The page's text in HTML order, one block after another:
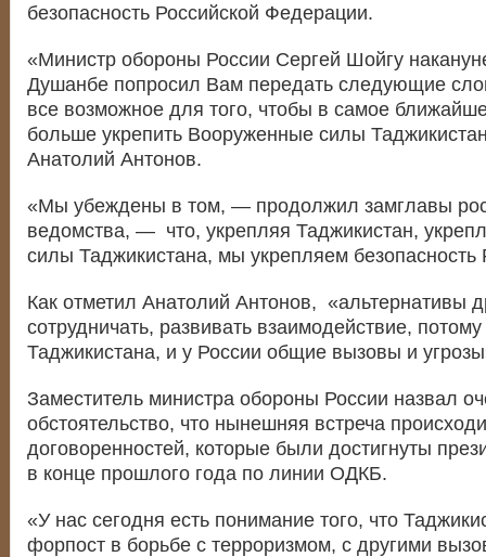
безопасность Российской Федерации.
«Министр обороны России Сергей Шойгу
Душанбе попросил Вам передать следующие
все возможное для того, чтобы в самое
больше укрепить Вооруженные силы
Анатолий Антонов.
«Мы убеждены в том, — продолжил замглавы
ведомства, — что, укрепляя Таджикистан,
силы Таджикистана, мы укрепляем безопасность
Как отметил Анатолий Антонов, «альтернативы
сотрудничать, развивать взаимодействие, потому
Таджикистана, и у России общие вызовы и
Заместитель министра обороны России назвал
обстоятельство, что нынешняя встреча
договоренностей, которые были достигнуты
в конце прошлого года по линии ОДКБ.
«У нас сегодня есть понимание того, что
форпост в борьбе с терроризмом, с другими